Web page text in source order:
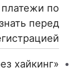
по
перед
хайкинг